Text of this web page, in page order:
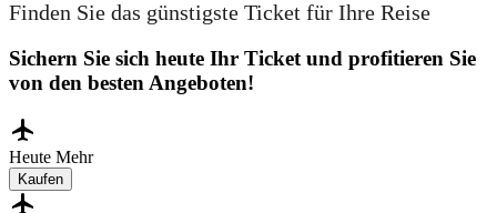
Finden Sie das günstigste Ticket für Ihre Reise
Sichern Sie sich heute Ihr Ticket und profitieren Sie
von den besten Angeboten!
Heute Mehr
Kaufen